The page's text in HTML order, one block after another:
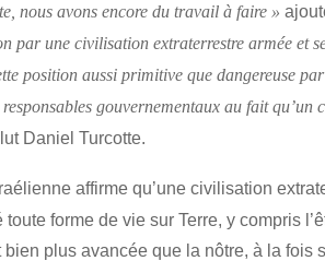
nous avons encore du travail à faire »
par une civilisation extraterrestre armée et
position aussi primitive que dangereuse
gouvernementaux au fait qu’un
Daniel Turcotte.
affirme qu’une civilisation
forme de vie sur Terre, y compris
plus avancée que la nôtre, à la fois